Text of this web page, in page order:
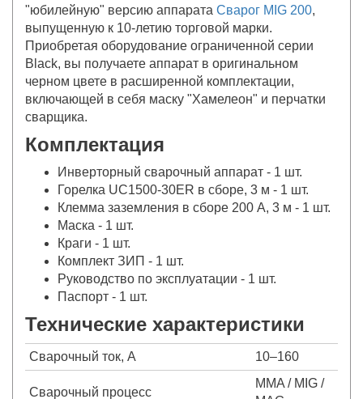
"юбилейную" версию аппарата Сварог MIG 200,
выпущенную к 10-летию торговой марки.
Приобретая оборудование ограниченной серии
Black, вы получаете аппарат в оригинальном
черном цвете в расширенной комплектации,
включающей в себя маску "Хамелеон" и перчатки
сварщика.
Комплектация
Инверторный сварочный аппарат - 1 шт.
Горелка UC1500-30ER в сборе, 3 м - 1 шт.
Клемма заземления в сборе 200 А, 3 м - 1 шт.
Маска - 1 шт.
Краги - 1 шт.
Комплект ЗИП - 1 шт.
Руководство по эксплуатации - 1 шт.
Паспорт - 1 шт.
Технические характеристики
Сварочный ток, А 10–160
Сварочный процесс
MMA / MIG /